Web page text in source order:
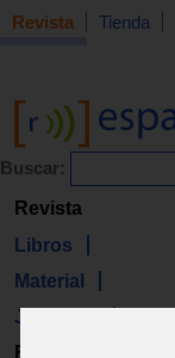
Revista Tienda
Buscar:
Revista
Libros
Material
Juguetes
Formación